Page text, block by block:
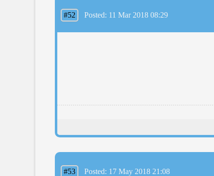
#52 Posted: 11 Mar 2018 08:29
#53 Posted: 17 May 2018 21:08